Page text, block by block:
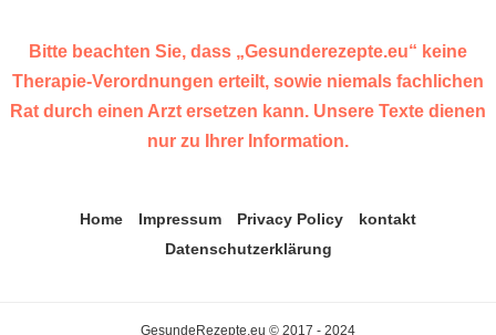
Bitte beachten Sie, dass „Gesunderezepte.eu“ keine
Therapie-Verordnungen erteilt, sowie niemals fachlichen
Rat durch einen Arzt ersetzen kann. Unsere Texte dienen
nur zu Ihrer Information.
Home Impressum Privacy Policy
kontakt
Datenschutzerklärung
GesundeRezepte.eu © 2017 - 2024